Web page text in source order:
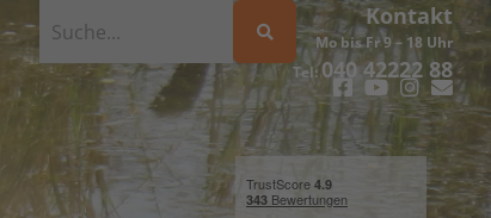
Tel: 040 42222 88
Mo bis Fr 9 – 18 Uhr
Kontakt